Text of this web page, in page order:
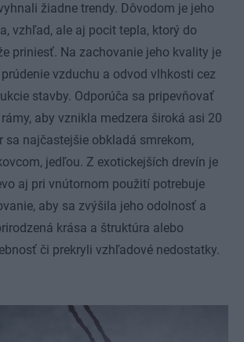
žiadne trendy. Dôvodom je jeho
vzhľad, ale aj pocit tepla, ktorý do
priniesť. Na zachovanie jeho kvality je
vzduchu a odvod vlhkosti cez
stavby. Odporúča sa pripevňovať
aby vznikla medzera široká asi 20
sa najčastejšie obkladá smrekom,
jedľou. Z exotickejších drevín je
aj pri vnútornom použití potrebuje
aby sa zvýšila jeho odolnosť a
krása a štruktúra alebo
či prekryli vzhľadové nedostatky.